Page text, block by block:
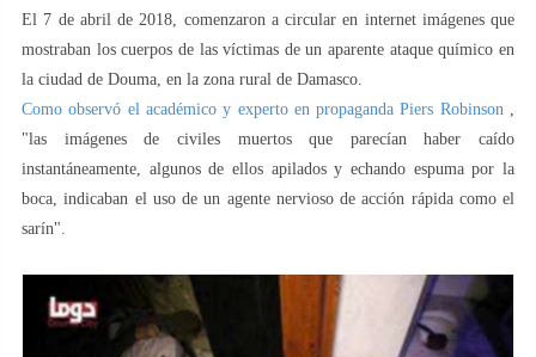
El 7 de abril de 2018, comenzaron a circular en internet imágenes que
mostraban los cuerpos de las víctimas de un aparente ataque químico en
la ciudad de Douma, en la zona rural de Damasco.
Como observó el académico y experto en propaganda Piers Robinson
"las imágenes de civiles muertos que parecían haber caído
instantáneamente, algunos de ellos apilados y echando espuma por la
boca, indicaban el uso de un agente nervioso de acción rápida como el
sarín".